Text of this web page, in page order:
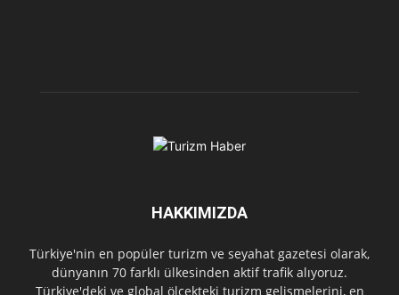
HAKKIMIZDA
Türkiye'nin en popüler turizm ve seyahat gazetesi olarak,
dünyanın 70 farklı ülkesinden aktif trafik alıyoruz.
Türkiye'deki ve global ölçekteki turizm gelişmelerini, en